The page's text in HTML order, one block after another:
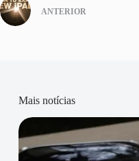
ANTERIOR
Mais notícias